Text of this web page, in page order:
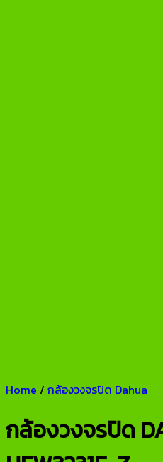
Home / กล้องวงจรปิด Dahua
กล้องวงจรปิด